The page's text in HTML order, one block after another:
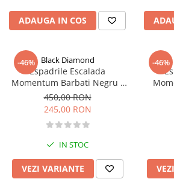
Slackline
Accesorii
Copii
Espadrile
Casti
Lopeti de zapada / avalansa
Caciuli
Jachete
Bandane
Imbracaminte de corp
Copii
Jachete copii
Pantaloni copii
Imbracaminte de corp
ADAUGA IN COS
-46% Black Diamond
Espadrile Escalada
Momentum Barbati Negru -
Alb
450,00 RON
245,00 RON
IN STOC
VEZI VARIANTE
-46%